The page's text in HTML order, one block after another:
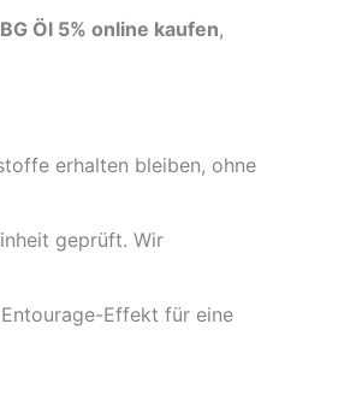
Öl 5% online kaufen,
erhalten bleiben, ohne
geprüft. Wir
Effekt für eine